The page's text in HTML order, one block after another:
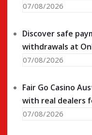
07/08/2026
Discover safe
withdrawals at
07/08/2026
Fair Go Casino
with real dealers
07/08/2026